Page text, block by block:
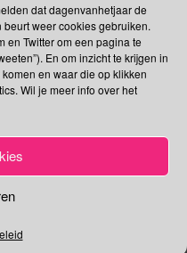
dat dagenvanhetjaar de
weer cookies gebruiken.
en Twitter om een pagina te
En om inzicht te krijgen in
en waar die op klikken
Wil je meer info over het